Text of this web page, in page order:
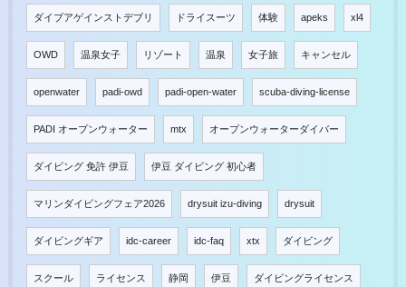
ダイブアゲインストデブリ ドライスーツ 体験 apeks xl4
OWD 温泉女子 リゾート 温泉 女子旅 キャンセル
openwater padi-owd padi-open-water scuba-diving-license
PADI オープンウォーター mtx オープンウォーターダイバー
ダイビング 免許 伊豆 伊豆 ダイビング 初心者
マリンダイビングフェア2026 drysuit izu-diving drysuit
ダイビングギア idc-career idc-faq xtx ダイビング
スクール ライセンス 静岡 伊豆 ダイビングライセンス